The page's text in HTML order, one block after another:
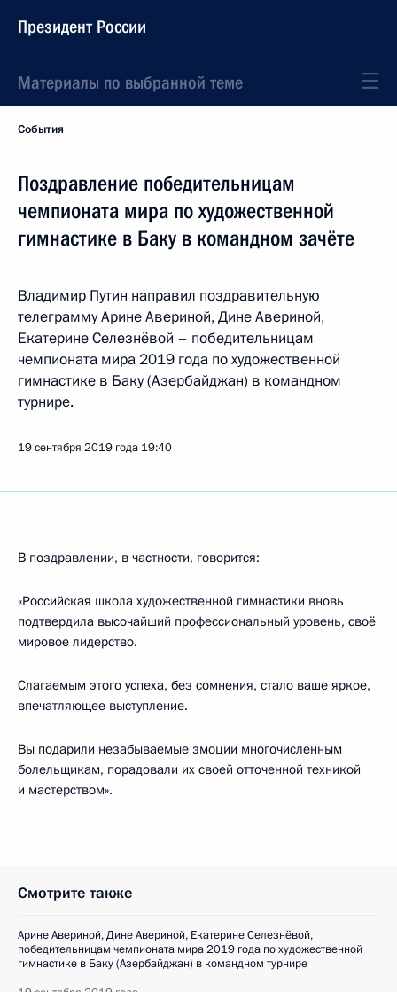
Президент России
Материалы по выбранной теме
События
Поздравление победительницам
чемпионата мира по художественной
гимнастике в Баку в командном зачёте
Владимир Путин направил поздравительную
телеграмму Арине Авериной, Дине Авериной,
Екатерине Селезнёвой – победительницам
чемпионата мира 2019 года по художественной
гимнастике в Баку (Азербайджан) в командном
турнире.
19 сентября 2019 года 19:40
В поздравлении, в частности, говорится:
«Российская школа художественной гимнастики вновь
подтвердила высочайший профессиональный уровень, своё
мировое лидерство.
Слагаемым этого успеха, без сомнения, стало ваше яркое,
впечатляющее выступление.
Вы подарили незабываемые эмоции многочисленным
болельщикам, порадовали их своей отточенной техникой
и мастерством».
Смотрите также
Арине Авериной, Дине Авериной, Екатерине Селезнёвой,
победительницам чемпионата мира 2019 года по художественной
гимнастике в Баку (Азербайджан) в командном турнире